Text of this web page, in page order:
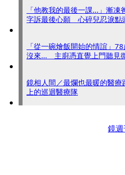
「他教我的最後一課...」漸凍
字訴最後心願 心碎兒忍淚點
「從一碗燴飯開始的情誼」
沒來... 主廚憑直覺上門聽見
鏡相人間／最爛也最暖的醫
上的巡迴醫療隊
鏡